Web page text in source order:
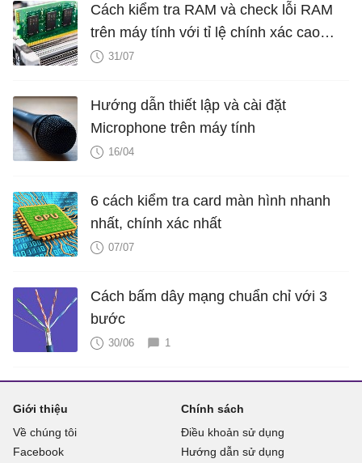
Cách kiểm tra RAM và check lỗi RAM
trên máy tính với tỉ lệ chính xác cao
nhất31/07
Hướng dẫn thiết lập và cài đặt
Microphone trên máy tính
16/04
6 cách kiểm tra card màn hình nhanh
nhất, chính xác nhất
07/07
Cách bấm dây mạng chuẩn chỉ với 3
bước
30/06 1
Giới thiệu
Về chúng tôi
Facebook
Chính sách
Điều khoản sử dụng
Hướng dẫn sử dụng